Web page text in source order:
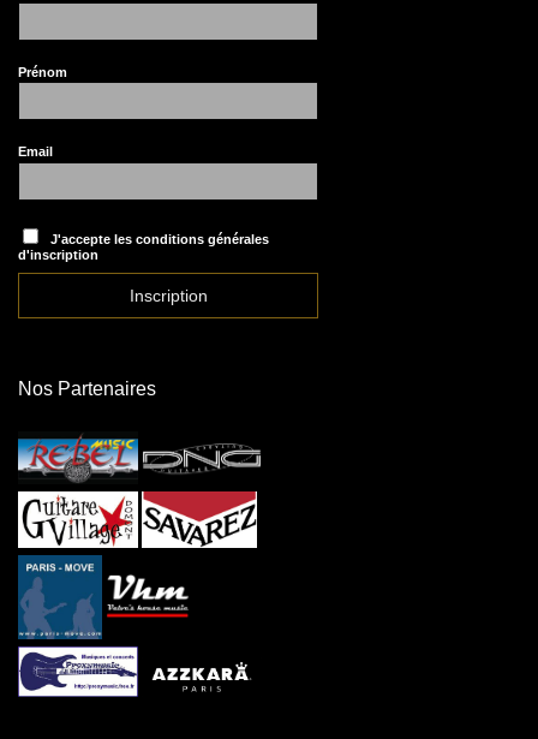
Prénom
Email
J'accepte les conditions générales
d'inscription
Nos Partenaires